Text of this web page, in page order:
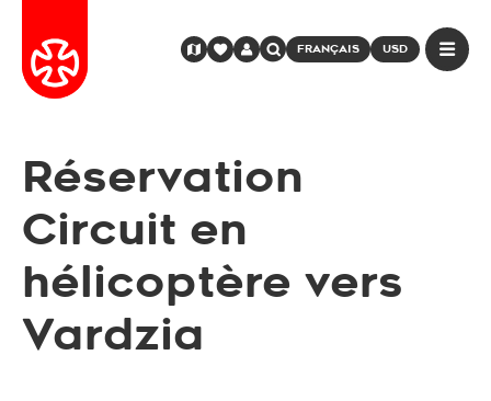
FRANÇAIS USD
Réservation
Circuit en
hélicoptère vers
Vardzia